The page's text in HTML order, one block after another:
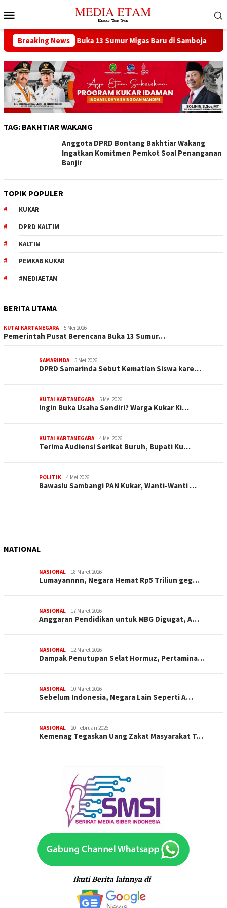
ke
Mobile
Breaking News
Pusat Berencana Buka 13 Sumur Migas Baru di Samboja
TAG: BAKHTIAR WAKANG
Anggota DPRD Bontang Bakhtiar Wakang
Ingatkan Komitmen Pemkot Soal Penanganan
Banjir
TOPIK POPULER
KUKAR
DPRD KALTIM
KALTIM
PEMKAB KUKAR
#MEDIAETAM
BERITA UTAMA
KUTAI KARTANEGARA 5 Mei 2026
Pemerintah Pusat Berencana Buka 13 Sumur…
SAMARINDA 5 Mei 2026
DPRD Samarinda Sebut Kematian Siswa kare…
KUTAI KARTANEGARA 5 Mei 2026
Ingin Buka Usaha Sendiri? Warga Kukar Ki…
KUTAI KARTANEGARA 4 Mei 2026
Terima Audiensi Serikat Buruh, Bupati Ku…
POLITIK 4 Mei 2026
Bawaslu Sambangi PAN Kukar, Wanti-Wanti …
NATIONAL
NASIONAL 18 Maret 2026
Lumayannnn, Negara Hemat Rp5 Triliun geg…
NASIONAL 17 Maret 2026
Anggaran Pendidikan untuk MBG Digugat, A…
NASIONAL 12 Maret 2026
Dampak Penutupan Selat Hormuz, Pertamina…
NASIONAL 10 Maret 2026
Sebelum Indonesia, Negara Lain Seperti A…
NASIONAL 20 Februari 2026
Kemenag Tegaskan Uang Zakat Masyarakat T…